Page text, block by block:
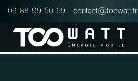
09 88 99 50 69 contact@toowatt.fr
Panneau de gestion des cookies